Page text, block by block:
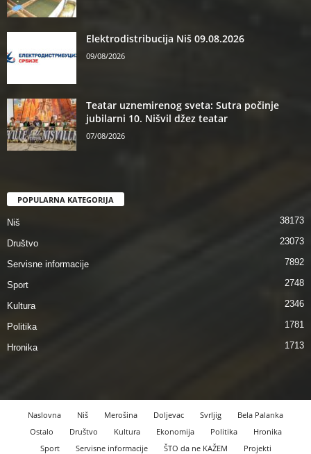
Elektrodistribucija Niš 09.08.2026
09/08/2026
Teatar uznemirenog sveta: Sutra počinje
jubilarni 10. Nišvil džez teatar
07/08/2026
POPULARNA KATEGORIJA
Niš 38173
Društvo 23073
Servisne informacije 7892
Sport 2748
Kultura 2346
Politika 1781
Hronika 1713
Naslovna Niš Merošina Doljevac Svrljig
Bela Palanka
Ostalo
Društvo Kultura Ekonomija Politika
Hronika
Sport
Servisne informacije ŠTO da ne KAŽEM Projekti